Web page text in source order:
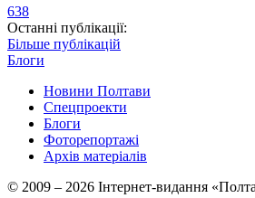
638
Останні публікації:
Більше публікацій
Блоги
Новини Полтави
Спецпроекти
Блоги
Фоторепортажі
Архів матеріалів
© 2009 – 2026 Інтернет-видання